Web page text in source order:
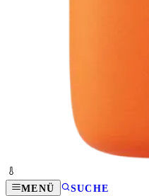
MENÜ SUCHE